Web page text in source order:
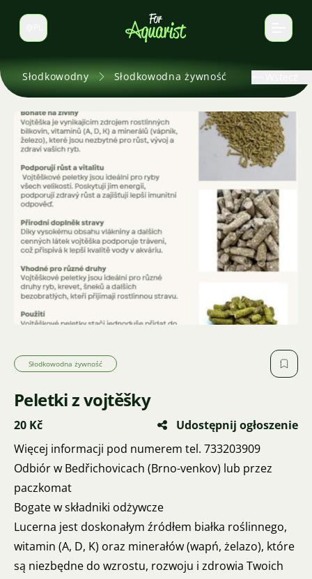
Zmień język
Słodkowodny Słodkowodna żywność
Słodkowodna żywność
Peletki z vojtěšky
20 Kč
Udostępnij ogłoszenie
Więcej informacji pod numerem tel. 733203909
Odbiór w Bedřichovicach (Brno-venkov) lub przez
paczkomat
Bogate w składniki odżywcze
Lucerna jest doskonałym źródłem białka roślinnego,
witamin (A, D, K) oraz minerałów (wapń, żelazo), które
są niezbędne do wzrostu, rozwoju i zdrowia Twoich